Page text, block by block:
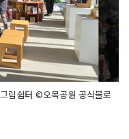
림쉼터 ©오목공원 공식블로